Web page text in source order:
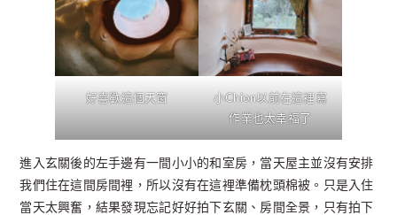
好喜歡這個天窗
小Chion以前在這裡寫
作業也太幸福了
進入玄關後的左手邊有一間小小的和室房，當天屋主並沒有安排
我們住在這間房間裡，所以沒有在這裡準備枕頭棉被。只是入住
當天太興奮，結果發現忘記好好拍下玄關、房間全景，只有拍下